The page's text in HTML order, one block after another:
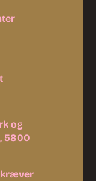
og
5800
kræver